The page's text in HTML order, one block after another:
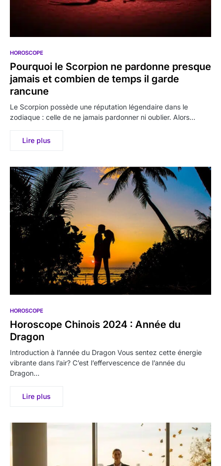
HOROSCOPE
Pourquoi le Scorpion ne pardonne presque
jamais et combien de temps il garde
rancune
Le Scorpion possède une réputation légendaire dans le
zodiaque : celle de ne jamais pardonner ni oublier. Alors…
Lire plus
HOROSCOPE
Horoscope Chinois 2024 : Année du
Dragon
Introduction à l’année du Dragon Vous sentez cette énergie
vibrante dans l’air? C’est l’effervescence de l’année du
Dragon…
Lire plus